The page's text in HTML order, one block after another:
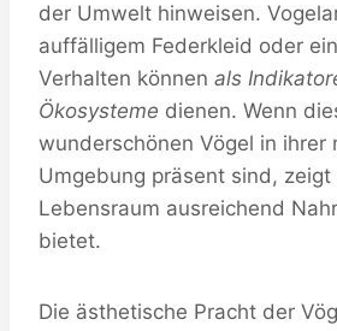
der Umwelt hinweisen.
auffälligem Federkleid oder
Verhalten können als
Ökosysteme dienen. Wenn
wunderschönen Vögel in ihrer
Umgebung präsent sind,
Lebensraum ausreichend
bietet.
Die ästhetische Pracht der